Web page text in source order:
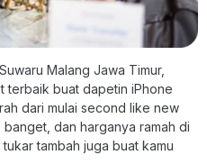
Malang Jawa Timur,
terbaik buat dapetin iPhone
dari mulai second like new
dan harganya ramah di
tambah juga buat kamu